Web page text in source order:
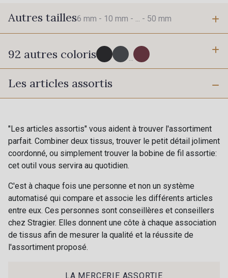
Autres tailles6 mm - 10 mm - ... - 50 mm
6 mm 10 mm
16 mm
92 autres coloris ...
725 - 725 Noir
30 - 30 Silver 401 - 401 Blanc
405 - 405 Porcelaine 23 - 23 Natural
09 - 09 Crème
614 - 614 White Coffee
27 - 27 Beige 29 - 29 Sable
Les articles assortis
"Les articles assortis" vous aident à trouver l'assortiment
parfait. Combiner deux tissus, trouver le petit détail joliment
coordonné, ou simplement trouver la bobine de fil assortie:
cet outil vous servira au quotidien.
C'est à chaque fois une personne et non un système
automatisé qui compare et associe les différents articles
entre eux. Ces personnes sont conseillères et conseillers
chez Stragier. Elles donnent une côte à chaque association
de tissus afin de mesurer la qualité et la réussite de
l'assortiment proposé.
LA MERCERIE ASSORTIE